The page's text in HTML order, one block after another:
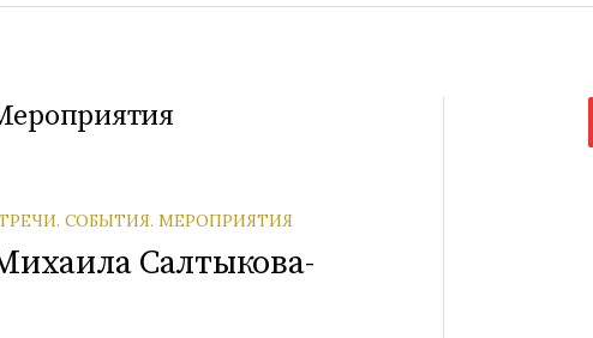
СОБЫТИЯ. МЕРОПРИЯТИЯ
Салтыкова-